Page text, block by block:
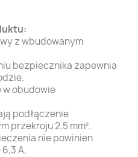
z wbudowanym
bezpiecznika zapewnia
w obudowie
podłączenie
przekroju 2,5 mm².
nie powinien
A,